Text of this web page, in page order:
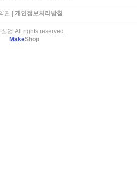
관| 개인정보처리방침
업 All rights reserved.
MakeShop